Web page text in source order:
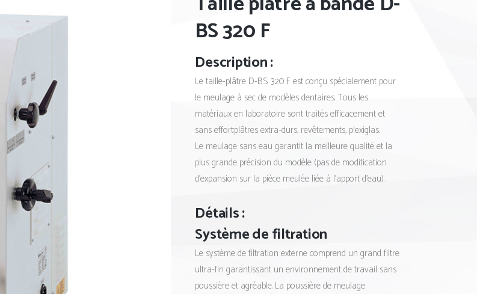
BS 320 F
Description :
Le taille-plâtre D-BS 320 F est conçu spécialement pour
le meulage à sec de modèles dentaires. Tous les
matériaux en laboratoire sont traités efficacement et
sans effort:plâtres extra-durs, revêtements, plexiglas.
Le meulage sans eau garantit la meilleure qualité et la
plus grande précision du modèle (pas de modification
d’expansion sur la pièce meulée liée à l’apport d’eau).
Détails :
Système de filtration
Le système de filtration externe comprend un grand filtre
ultra-fin garantissant un environnement de travail sans
poussière et agréable. La poussière de meulage